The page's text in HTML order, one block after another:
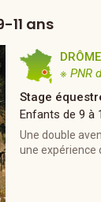
11 ans
DRÔME
※ PNR
Stage
Enfants de 9 à
Une double
une expérience